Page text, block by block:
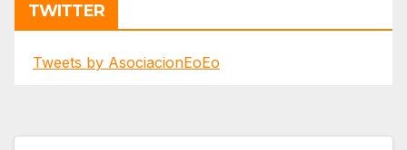
TWITTER
Tweets by AsociacionEoEo